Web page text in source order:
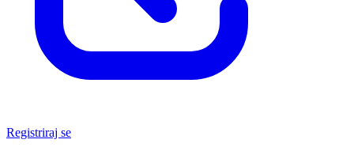
Registriraj se